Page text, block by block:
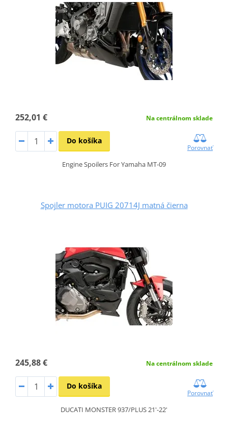
252,01 € Na centrálnom sklade
Do košíka
Porovnať
Engine Spoilers For Yamaha MT-09
Spojler motora PUIG 20714J matná čierna
245,88 € Na centrálnom sklade
Do košíka
Porovnať
DUCATI MONSTER 937/PLUS 21'-22'